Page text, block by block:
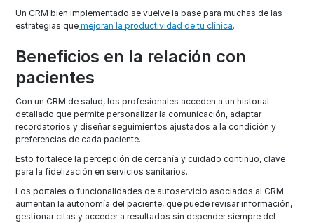
Un CRM bien implementado se vuelve la base para muchas de las
estrategias que mejoran la productividad de tu clínica.
Beneficios en la relación con
pacientes
Con un CRM de salud, los profesionales acceden a un historial
detallado que permite personalizar la comunicación, adaptar
recordatorios y diseñar seguimientos ajustados a la condición y
preferencias de cada paciente.
Esto fortalece la percepción de cercanía y cuidado continuo, clave
para la fidelización en servicios sanitarios.​
Los portales o funcionalidades de autoservicio asociados al CRM
aumentan la autonomía del paciente, que puede revisar información,
gestionar citas y acceder a resultados sin depender siempre del